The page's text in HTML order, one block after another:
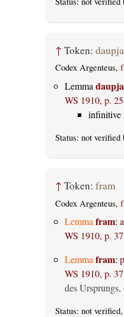
↑ Token:
Codex Argenteus,
Lemma
WS 1910, p. 25
infinitive
Status: not verified
↑ Token: fram
Codex Argenteus,
Lemma fram:
WS 1910, p. 37
Lemma fram:
WS 1910, p. 37
des Ursprungs,
Status: not